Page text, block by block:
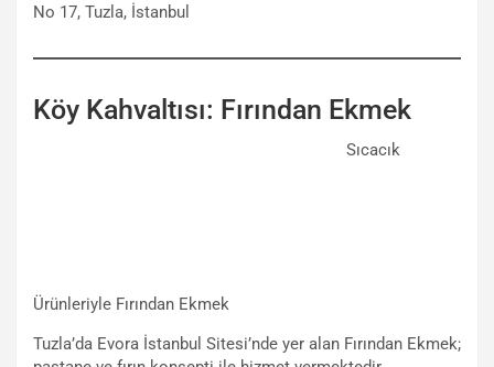
No 17, Tuzla, İstanbul
Köy Kahvaltısı: Fırından Ekmek
Sıcacık
Ürünleriyle Fırından Ekmek
Tuzla’da Evora İstanbul Sitesi’nde yer alan Fırından Ekmek;